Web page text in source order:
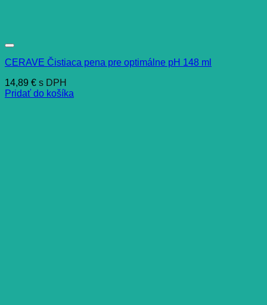
CERAVE Čistiaca pena pre optimálne pH 148 ml
14,89 € s DPH
Pridať do košíka